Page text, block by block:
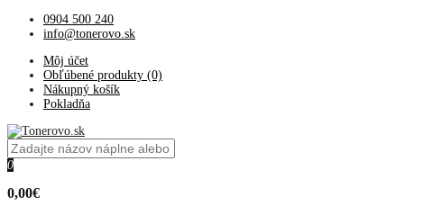
0904 500 240
info@tonerovo.sk
Môj účet
Obľúbené produkty (0)
Nákupný košík
Pokladňa
0
0,00€